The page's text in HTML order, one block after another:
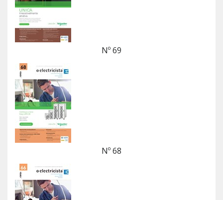
Nº 69
Nº 68